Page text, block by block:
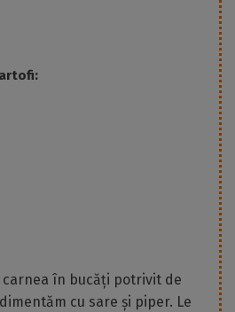
în bucăți potrivit de
cu sare și piper. Le